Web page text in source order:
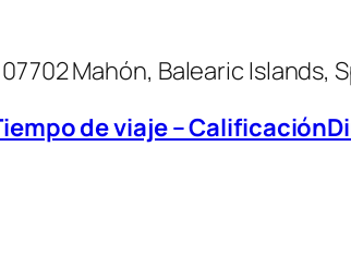
Mahón, Balearic Islands,
de viaje –